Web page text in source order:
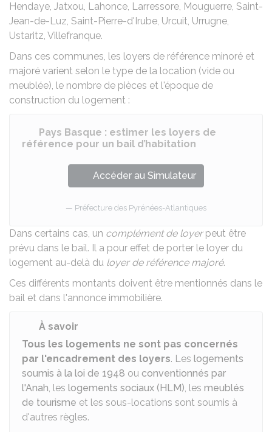
Hendaye, Jatxou, Lahonce, Larressore, Mouguerre, Saint-
Jean-de-Luz, Saint-Pierre-d'Irube, Urcuit, Urrugne,
Ustaritz, Villefranque.
Dans ces communes, les loyers de référence minoré et
majoré varient selon le type de la location (vide ou
meublée), le nombre de pièces et l'époque de
construction du logement :
Pays Basque : estimer les loyers de
référence pour un bail d’habitation
Accéder au Simulateur
Préfecture des Pyrénées-Atlantiques
Dans certains cas, un complément de loyerpeut être
prévu dans le bail. Il a pour effet de porter le loyer du
logement au-delà du loyer de référence majoré.
Ces différents montants doivent être mentionnés dans le
bail et dans l'annonce immobilière.
À savoir
Tous les logements ne sont pas concernés
par l'encadrement des loyers. Les logements
soumis à la loi de 1948 ou conventionnés par
l'Anah, les logements sociaux (HLM), les meublés
de tourisme et les sous-locations sont soumis à
d'autres règles.